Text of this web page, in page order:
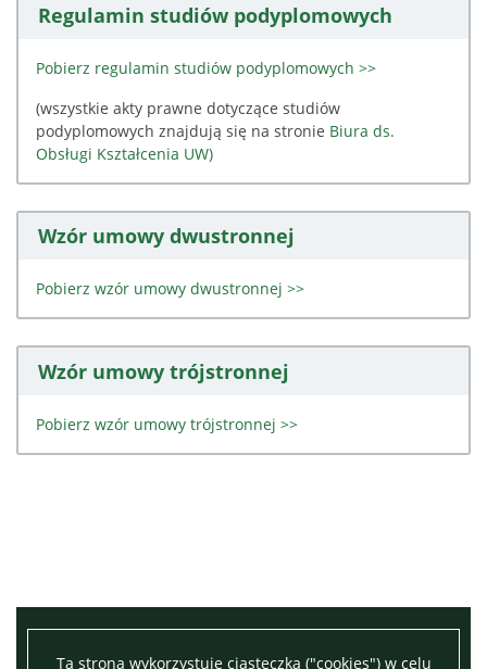
Ta strona wykorzystuje ciasteczka ("cookies") w celu
Regulamin studiów podyplomowych
Pobierz regulamin studiów podyplomowych >>
(wszystkie akty prawne dotyczące studiów
podyplomowych znajdują się na stronie Biura ds.
Obsługi Kształcenia UW)
Wzór umowy dwustronnej
Pobierz wzór umowy dwustronnej >>
Wzór umowy trójstronnej
Pobierz wzór umowy trójstronnej >>